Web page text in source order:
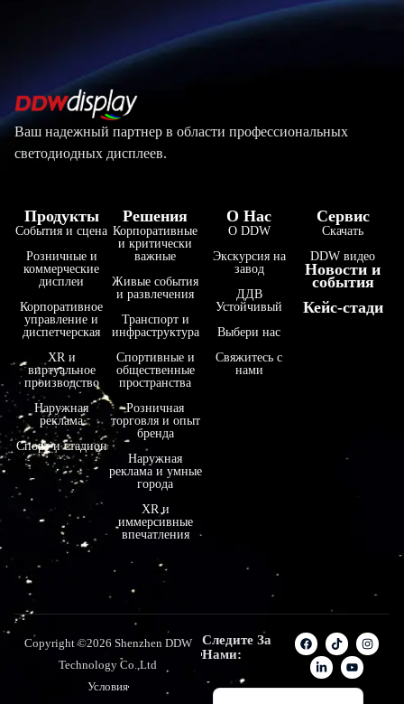
Ваш надежный партнер в области профессиональных
светодиодных дисплеев.
Продукты
События и сцена
Розничные и
коммерческие
дисплеи
Корпоративное
управление и
диспетчерская
XR и
виртуальное
производство
Наружная
реклама
Спорт и стадион
Решения
Корпоративные
и критически
важные
Живые события
и развлечения
Транспорт и
инфраструктура
Спортивные и
общественные
пространства
Розничная
торговля и опыт
бренда
Наружная
реклама и умные
города
XR и
иммерсивные
впечатления
О Нас
О DDW
Экскурсия на
завод
ДДВ
Устойчивый
Выбери нас
Свяжитесь с
нами
Сервис
Скачать
DDW видео
Новости и
события
Кейс-стади
Copyright ©2026 Shenzhen DDW
Technology Co.,Ltd
Условия
Следите За
Нами:
English
العربية
हिन्दी